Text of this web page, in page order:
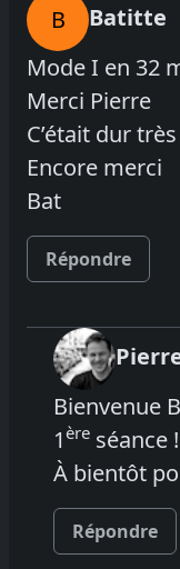
B
Batitte
Mode I en 32
Merci Pierre
C’était dur
Encore merci
Bat
Répondre
Bienvenue
1 ère séance !
À bientôt
Répondre